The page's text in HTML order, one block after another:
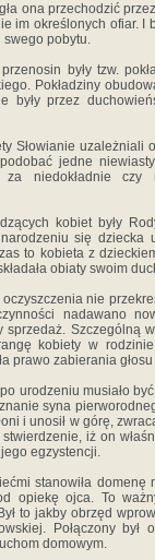
ona przechodzić
im określonych ofiar. I
swego pobytu.
były tzw.
Pokładziny
były przez
Słowianie
jedne
za nie­dokładnie
kobiet by­ły
się dziecka
to kobieta z
obiaty swoim
nie
nadawano
sprzedaż. Szczególną
kobiety w
prawo zabierania
urodzeniu musiało
syna
i unosił w górę,
iż on
egzy­stencji.
stanowiła domenę
opiekę ojca. To
to jakby obrzęd
Połączo­ny
domowym.